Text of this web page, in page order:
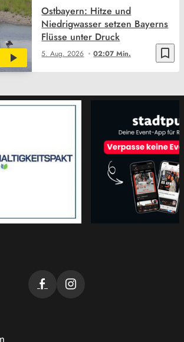
bookmark_border
5. Aug. 2026 02:07 Min.
Ostbayern: Hitze und
Niedrigwasser setzen Bayerns
Flüsse unter Druck